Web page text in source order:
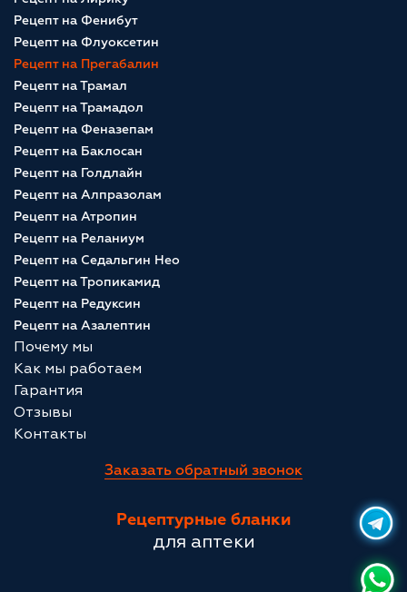
Рецептурные бланки
для аптеки
Рецепт на Фенибут
Рецепт на Флуоксетин
Рецепт на Прегабалин
Рецепт на Трамал
Рецепт на Трамадол
Рецепт на Феназепам
Рецепт на Баклосан
Рецепт на Голдлайн
Рецепт на Алпразолам
Рецепт на Атропин
Рецепт на Реланиум
Рецепт на Седальгин Нео
Рецепт на Тропикамид
Рецепт на Редуксин
Рецепт на Азалептин
Почему мы
Как мы работаем
Гарантия
Отзывы
Контакты
Заказать обратный звонок